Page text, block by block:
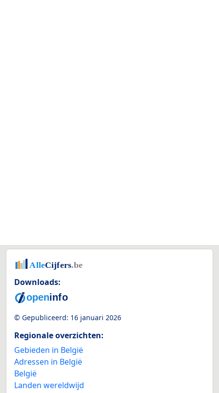
Downloads:
© Gepubliceerd: 16 januari 2026
Regionale overzichten:
Gebieden in België
Adressen in België
België
Landen wereldwijd